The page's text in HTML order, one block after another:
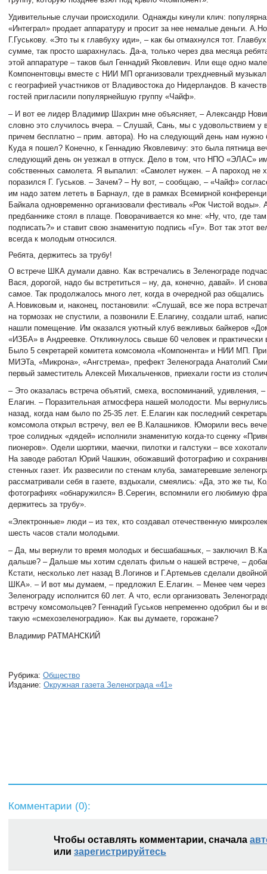
Удивительные случаи происходили. Однажды кинули клич:
«Интеграл» продает аппаратуру и просит за нее немалые деньги.
Г.Гуськову. «Это ты к главбуху иди», – как бы отмахнулся тот.
сумме, так просто шарахнулась. Да-а, только через два месяца
этой аппаратуре – таков был Геннадий Яковлевич. Или еще одно
Компонентовцы вместе с НИИ МП организовали трехдневный
с географией участников от Владивостока до Нидерландов. В
гостей пригласили популярнейшую группу «Чайф».
– И вот ее лидер Владимир Шахрин мне объясняет, – Александр
словно это случилось вчера. – Слушай, Сань, мы с удовольствием у
причем бесплатно – прим. автора). Но на следующий день нам нужно
Куда я пошел? Конечно, к Геннадию Яковлевичу: это была пятница
следующий день он уезжал в отпуск. Дело в том, что НПО «ЭЛАС»
собственных самолета. Я выпалил: «Самолет нужен. – А пароход не
поразился Г. Гуськов. – Зачем? – Ну вот, – сообщаю, – «Чайф»
им надо затем лететь в Барнаул, где в рамках Всемирной
Байкала одновременно организовали фестиваль «Рок Чистой воды».
предбаннике стоял в плаще. Поворачивается ко мне: «Ну, что, где
подписать?» и ставит свою знаменитую подпись «Гу». Вот так этот
всегда к молодым относился.
Ребята, держитесь за трубу!
О встрече ШКА думали давно. Как встречались в Зеленограде
Вася, дорогой, надо бы встретиться – ну, да, конечно, давай». И
самое. Так продолжалось много лет, когда в очередной раз
А.Новиковым и, наконец, постановили: «Слушай, все же пора
на тормозах не спустили, а позвонили Е.Елагину, создали штаб,
нашли помещение. Им оказался уютный клуб вежливых байкеров
«ИЗБА» в Андреевке. Откликнулось свыше 60 человек и практически
Было 5 секретарей комитета комсомола «Компонента» и НИИ МП.
МИЭТа, «Микрона», «Ангстрема», префект Зеленограда Анатолий
первый заместитель Алексей Михальченков, приехали гости из
– Это оказалась встреча объятий, смеха, воспоминаний, удивления,
Елагин. – Поразительная атмосфера нашей молодости. Мы
назад, когда нам было по 25-35 лет. Е.Елагин как последний
комсомола открыл встречу, вел ее В.Калашников. Юморили весь
трое солидных «дядей» исполнили знаменитую когда-то сценку
пионеров». Одели шортики, маечки, пилотки и галстуки – все
На заводе работал Юрий Чашкин, обожавший фотографию и
стенных газет. Их развесили по стенам клуба, заматеревшие
рассматривали себя в газете, вздыхали, смеялись: «Да, это же ты,
фотографиях «обнаружился» В.Серегин, вспомнили его любимую
держитесь за трубу».
«Электронные» люди – из тех, кто создавал отечественную
шесть часов стали молодыми.
– Да, мы вернули то время молодых и бесшабашных, – заключил
дальше? – Дальше мы хотим сделать фильм о нашей встрече, –
Кстати, несколько лет назад В.Логинов и Г.Артемьев сделали
ШКА». – И вот мы думаем, – предложил Е.Елагин. – Менее чем через
Зеленограду исполнится 60 лет. А что, если организовать
встречу комсомольцев? Геннадий Гуськов непременно одобрил бы и
такую «смехозеленоградию». Как вы думаете, горожане?
Владимир РАТМАНСКИЙ
Рубрика: Общество
Издание: Окружная газета Зеленограда «41»
Комментарии (0):
Чтобы оставлять комментарии, сначала
или зарегистрируйтесь